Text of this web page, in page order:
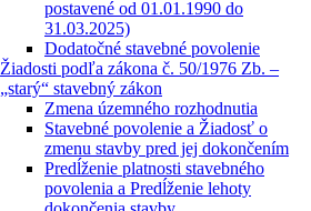
postavené od 01.01.1990 do
31.03.2025)
Dodatočné stavebné povolenie
Žiadosti podľa zákona č. 50/1976 Zb. –
„starý“ stavebný zákon
Zmena územného rozhodnutia
Stavebné povolenie a Žiadosť o
zmenu stavby pred jej dokončením
Predĺženie platnosti stavebného
povolenia a Predĺženie lehoty